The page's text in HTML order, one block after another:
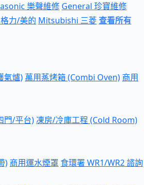
樂聲維修 General 珍寶維修
力/美的 Mitsubishi 三菱查看所有
氣爐) 萬用蒸烤箱 (Combi Oven) 商用
門/平台)凍房/冷庫工程 (Cold Room)
) 商用運水煙罩 食環署 WR1/WR2 諮詢